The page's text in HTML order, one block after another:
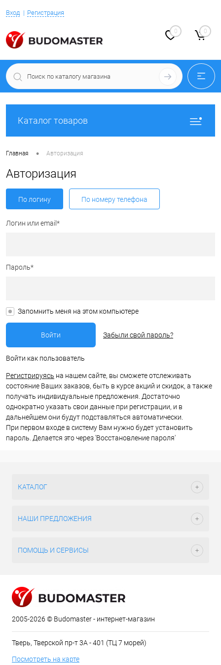
Вход Регистрация
0 0
Каталог товаров
Главная • Авторизация
Авторизация
По логину По номеру телефона
Логин или email*
Пароль*
Запомнить меня на этом компьютере
Забыли свой пароль?
Войти как пользователь
Регистрируясь на нашем сайте, вы сможете отслеживать
состояние Ваших заказов, быть в курсе акций и скидок, а также
получать индивидуальные предложения. Достаточно
однократно указать свои данные при регистрации, и в
дальнейшем они будут подставляться автоматически.
При первом входе в систему Вам нужно будет установить
пароль. Делается это через 'Восстановление пароля'
КАТАЛОГ
НАШИ ПРЕДЛОЖЕНИЯ
ПОМОЩЬ И СЕРВИСЫ
2005-2026 © Budomaster - интернет-магазин
Тверь, Тверской пр-т 3А - 401 (ТЦ 7 морей)
Посмотреть на карте